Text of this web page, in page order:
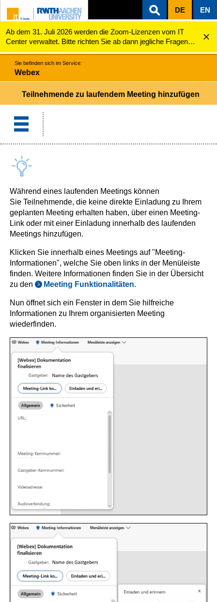
ZUM INHALTSBEREICH
ZUR HAUPTNAVIGATION
ZUR SUCHE
DE EN
Ab dem 31. Juli 2026 werden die Zoom-Lizenzen vom IT
Center verwaltet. Bitte richten Sie ab dann jegliche Fragen
zu den Zoom-Lizenzen (z.B. Probleme mit dem Login) an
servicedesk@itc.rwth-aachen.de.
Webex Teilnehmende zu laufendem Meeting hinzufügen
Sie befinden sich im Service:
Webex
Teilnehmende zu laufendem Meeting hinzufügen
Während eines laufenden Meetings können
Sie Teilnehmende, die keine direkte Einladung zu Ihrem
geplanten Meeting erhalten haben, über einen Meeting-
Link oder mit einer Einladung innerhalb des laufenden
Meetings hinzufügen.
Klicken Sie innerhalb eines Meetings auf "Meeting-
Informationen", welche Sie oben links in der Menüleiste
finden. Weitere Informationen finden Sie in der Übersicht
zu den
Meeting Funktionalitäten.
Nun öffnet sich ein Fenster in dem Sie hilfreiche
Informationen zu Ihrem organisierten Meeting
wiederfinden.